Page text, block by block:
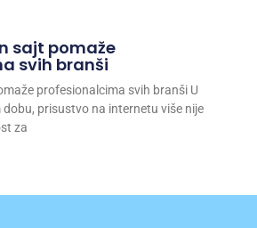
sajt pomaže
svih branši
profesionalcima svih branši U
prisustvo na internetu više nije
za